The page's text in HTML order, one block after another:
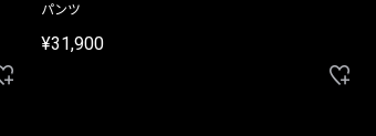
パンツ
¥31,900